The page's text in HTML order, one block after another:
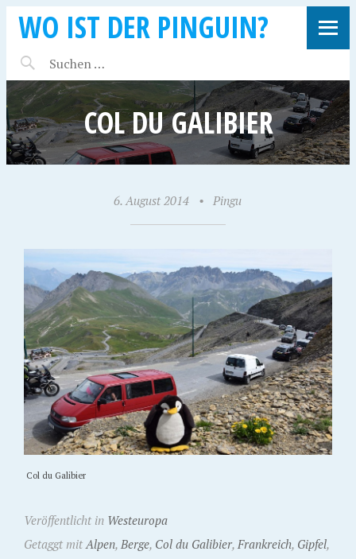
WO IST DER PINGUIN?
COL DU GALIBIER
6. August 2014 • Pingu
Col du Galibier
Veröffentlicht in Westeuropa
Getaggt mitAlpen, Berge, Col du Galibier, Frankreich, Gipfel,